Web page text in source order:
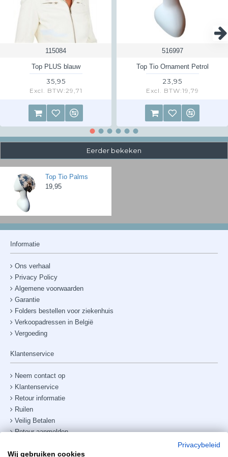
115084
Top PLUS blauw
35,95
Excl. BTW:29,71
516997
Top Tio Ornament Petrol
23,95
Excl. BTW:19,79
Eerder bekeken
Top Tio Palms
19,95
Informatie
Ons verhaal
Privacy Policy
Algemene voorwaarden
Garantie
Folders bestellen voor ziekenhuis
Verkoopadressen in België
Vergoeding
Klantenservice
Neem contact op
Klantenservice
Retour informatie
Ruilen
Veilig Betalen
Retour aanmelden
Site map
Privacybeleid
Wij gebruiken cookies